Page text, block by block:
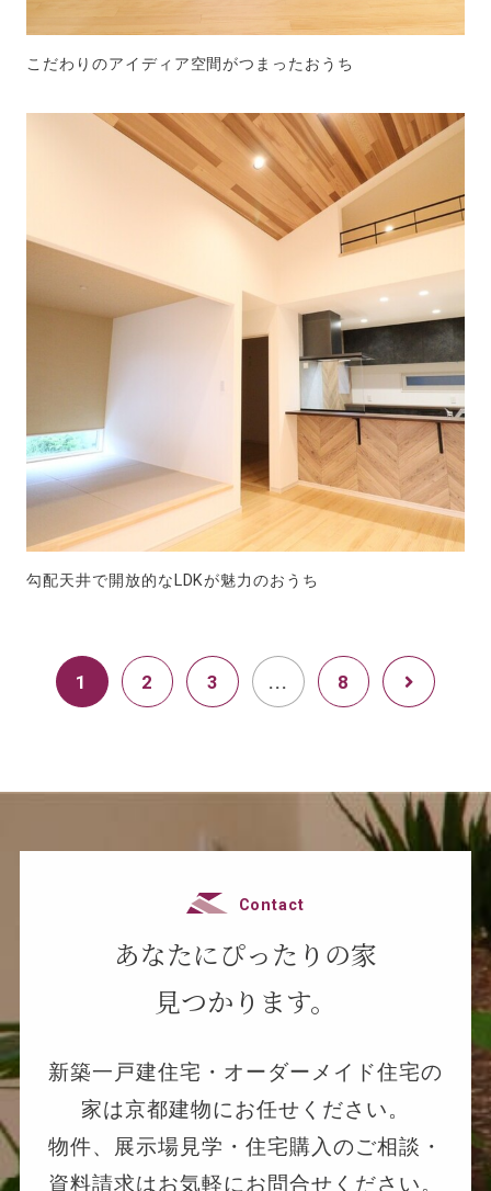
こだわりのアイディア空間がつまったおうち
勾配天井で開放的なLDKが魅力のおうち
1 2 3 ... 8
Contact
あなたにぴったりの家
見つかります。
新築一戸建住宅・オーダーメイド住宅の
家は京都建物にお任せください。
物件、展示場見学・住宅購入のご相談・
資料請求はお気軽にお問合せください。